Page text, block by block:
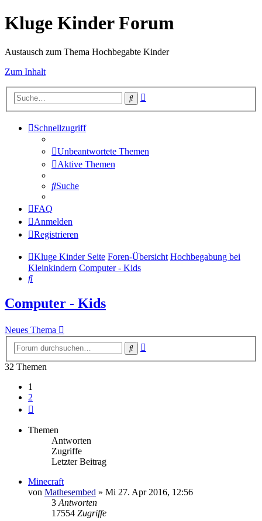
Kluge Kinder Forum
Austausch zum Thema Hochbegabte Kinder
Zum Inhalt
Suche
Schnellzugriff
Unbeantwortete Themen
Aktive Themen
Suche
FAQ
Anmelden
Registrieren
Kluge Kinder Seite Foren-Übersicht Hochbegabung bei
Kleinkindern Computer - Kids
Suche
Computer - Kids
Neues Thema
Suche
32 Themen
1
2
Themen
Antworten
Zugriffe
Letzter Beitrag
Minecraft
von Mathesembed » Mi 27. Apr 2016, 12:56
3 Antworten
17554 Zugriffe